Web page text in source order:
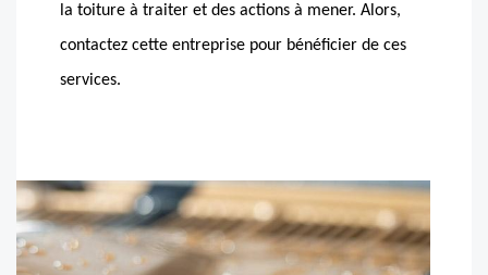
la toiture à traiter et des actions à mener. Alors,
contactez cette entreprise pour bénéficier de ces
services.